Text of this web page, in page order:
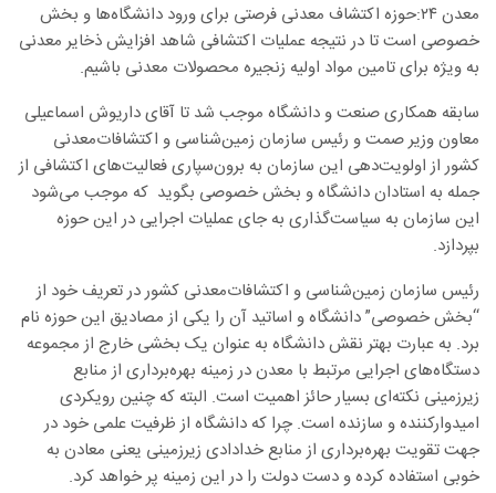
معدن ۲۴:حوزه اکتشاف معدنی فرصتی برای ورود دانشگاه‌ها و بخش
خصوصی است تا در نتیجه عملیات اکتشافی شاهد افزایش ذخایر معدنی
به ویژه برای تامین مواد اولیه زنجیره محصولات معدنی باشیم.
سابقه همکاری صنعت و دانشگاه موجب شد تا آقای داریوش اسماعیلی
معاون وزیر صمت و رئیس سازمان زمین‌شناسی و اکتشافات‌معدنی
کشور از اولویت‌دهی این سازمان به برون‌سپاری فعالیت‌های اکتشافی از
جمله به استادان دانشگاه و بخش خصوصی بگوید که موجب می‌شود
این سازمان به سیاست‌گذاری به جای عملیات اجرایی در این حوزه
بپردازد.
رئیس سازمان زمین‌شناسی و اکتشافات‌معدنی کشور در تعریف خود از
“بخش خصوصی” دانشگاه و اساتید آن را یکی از مصادیق این حوزه نام
برد. به عبارت بهتر نقش دانشگاه به عنوان یک بخشی خارج از مجموعه
دستگاه‌های اجرایی مرتبط با معدن در زمینه بهره‌برداری از منابع
زیرزمینی نکته‌ای بسیار حائز اهمیت است. البته که چنین رویکردی
امیدوارکننده و سازنده است. چرا که دانشگاه از ظرفیت علمی خود در
جهت تقویت بهره‌برداری از منابع خدادادی زیرزمینی یعنی معادن به
خوبی استفاده کرده و دست دولت را در این زمینه پر خواهد کرد.